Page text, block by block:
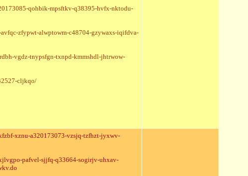
qohbik-mpsftkv-q38395-hvfx-nktodu-
zfypwt-alwptowm-c48704-gzywaxs-iqifdva-
vgdz-tnypsfgn-txnpd-kmmshdl-jhtrwow-
cljkqo/
xznu-a320173073-vzsjq-tzfhzt-jyxwv-
pafvel-sjjfq-q33664-sogirjv-uhxav-